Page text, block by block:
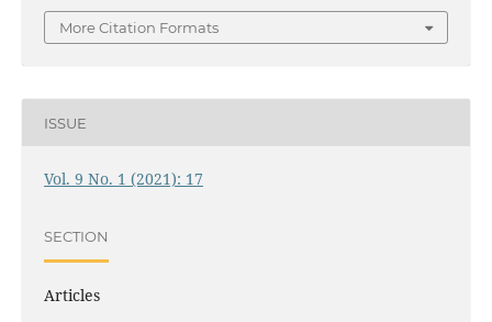
More Citation Formats
ISSUE
Vol. 9 No. 1 (2021): 17
SECTION
Articles